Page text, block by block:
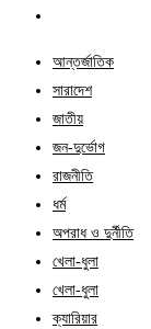
আন্তর্জাতিক
সারাদেশ
জাতীয়
জন-দুর্ভোগ
রাজনীতি
ধর্ম
অপরাধ ও দুর্নীতি
খেলা-ধুলা
খেলা-ধুলা
ক্যারিয়ার